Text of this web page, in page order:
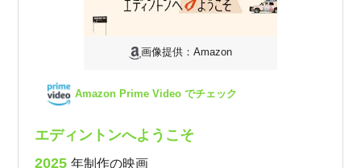
画像提供：Amazon
Amazon Prime Video でチェック
エディントンへようこそ
2025年制作の映画